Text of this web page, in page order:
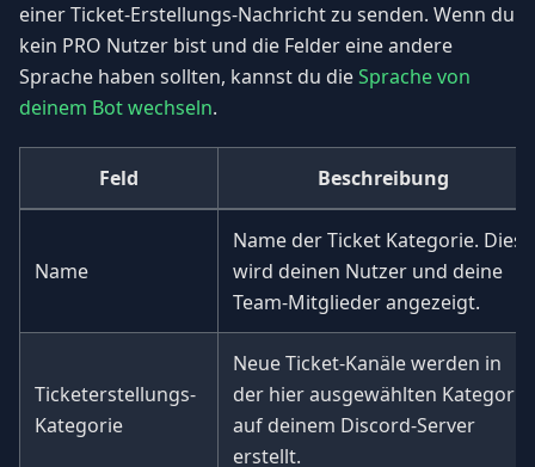
einer Ticket-Erstellungs-Nachricht zu senden. Wenn du
kein PRO Nutzer bist und die Felder eine andere
Sprache haben sollten, kannst du dieSprache von
deinem Bot wechseln.
Feld Beschreibung
Name
Name der Ticket Kategorie. Dies
wird deinen Nutzer und deine
Team-Mitglieder angezeigt.
Ticketerstellungs-
Kategorie
Neue Ticket-Kanäle werden in
der hier ausgewählten Kategorie
auf deinem Discord-Server
erstellt.